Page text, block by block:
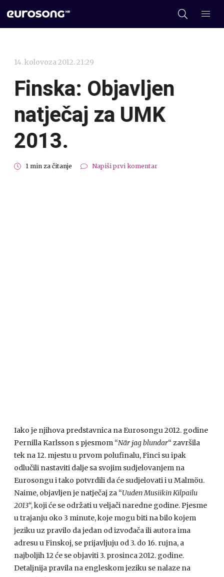
14. kolovoza 2012. 21:29
Finska: Objavljen
natječaj za UMK
2013.
1 min za čitanje Napiši prvi komentar
Iako je njihova predstavnica na Eurosongu 2012. godine
Pernilla Karlsson s pjesmom “När jag blundar“ završila
tek na 12. mjestu u prvom polufinalu, Finci su ipak
odlučili nastaviti dalje sa svojim sudjelovanjem na
Eurosongu i tako potvrdili da će sudjelovati i u Malmöu.
Naime, objavljen je natječaj za “Uuden Musiikin Kilpailu
2013“, koji će se održati u veljači naredne godine. Pjesme
u trajanju oko 3 minute, koje mogu biti na bilo kojem
jeziku uz pravilo da jedan od izvođača ili autora ima
adresu u Finskoj, se prijavljuju od 3. do 16. rujna, a
najboljih 12 će se objaviti 3. prosinca 2012. godine.
Detaljnija pravila na engleskom jeziku se nalaze na